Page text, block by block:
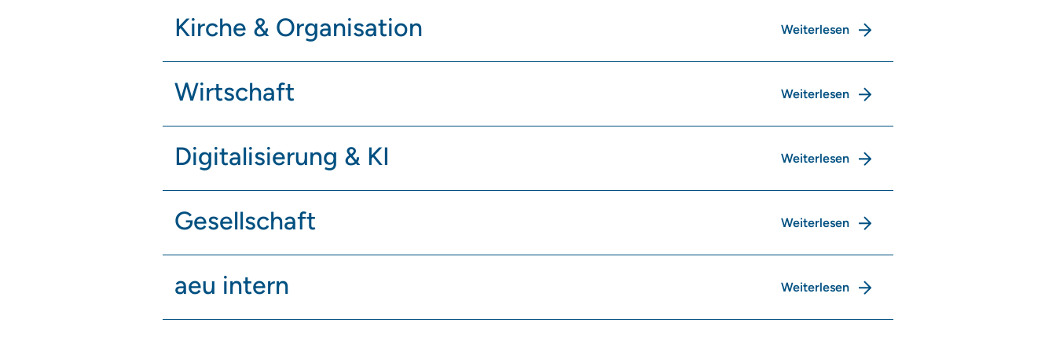
Kirche & Organisation Weiterlesen
Wirtschaft Weiterlesen
Digitalisierung & KI Weiterlesen
Gesellschaft Weiterlesen
aeu intern Weiterlesen